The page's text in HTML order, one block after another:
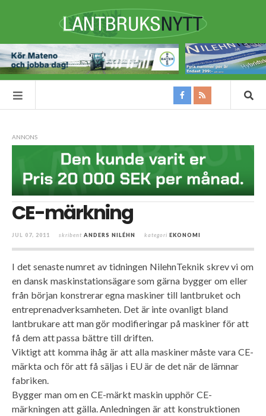
ANNONS
CE-märkning
JUL 07, 2011 skribent ANDERS NILÉHN kategori EKONOMI
I det senaste numret av tidningen NilehnTeknik skrev vi om
en dansk maskinstationsägare som gärna bygger om eller
från början konstrerar egna maskiner till lantbruket och
entreprenadverksamheten. Det är inte ovanligt bland
lantbrukare att man gör modifieringar på maskiner för att
få dem att passa bättre till driften.
Viktigt att komma ihåg är att alla maskiner måste vara CE-
märkta och för att få säljas i EU är de det när de lämnar
fabriken.
Bygger man om en CE-märkt maskin upphör CE-
märkningen att gälla. Anledningen är att konstruktionen